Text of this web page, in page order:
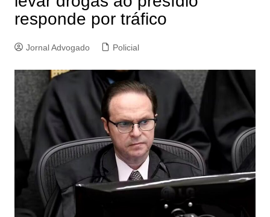
responde por tráfico
Jornal Advogado Policial